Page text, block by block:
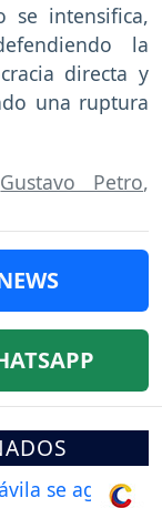
se intensifica,
la
directa y
una ruptura
Gustavo Petro,